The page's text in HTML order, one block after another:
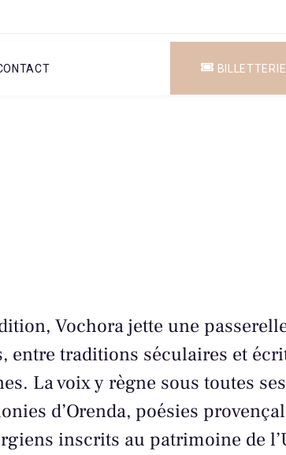
BILLETTERIE
Vochora jette une
entre traditions séculaires et
La voix y règne sous toutes
d’Orenda, poésies
inscrits au patrimoine de